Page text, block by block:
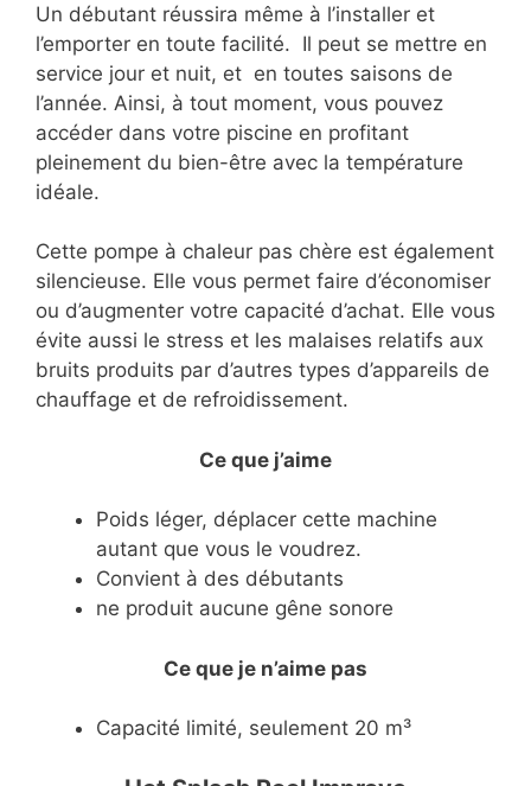
Un débutant réussira même à l’installer et
l’emporter en toute facilité. Il peut se mettre en
service jour et nuit, et en toutes saisons de
l’année. Ainsi, à tout moment, vous pouvez
accéder dans votre piscine en profitant
pleinement du bien-être avec la température
idéale.
Cette pompe à chaleur pas chère est également
silencieuse. Elle vous permet faire d’économiser
ou d’augmenter votre capacité d’achat. Elle vous
évite aussi le stress et les malaises relatifs aux
bruits produits par d’autres types d’appareils de
chauffage et de refroidissement.
Ce que j’aime
Poids léger, déplacer cette machine
autant que vous le voudrez.
Convient à des débutants
ne produit aucune gêne sonore
Ce que je n’aime pas
Capacité limité, seulement 20 m³